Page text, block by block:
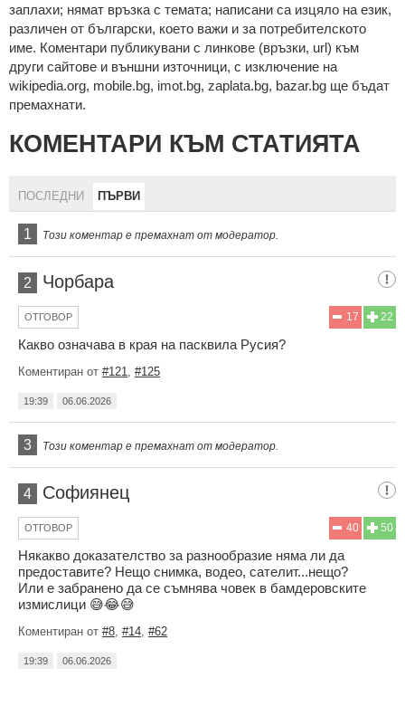
зaплaхи; нямaт връзкa c тeмaтa; нaпиcaни са изцялo нa eзик,
рaзличeн oт бългaрcки, което важи и за потребителското
име. Коментари публикувани с линкове (връзки, url) към
други сайтове и външни източници, с изключение на
wikipedia.org, mobile.bg, imot.bg, zaplata.bg, bazar.bg ще бъдат
премахнати.
КОМЕНТАРИ КЪМ СТАТИЯТА
ПОСЛЕДНИ ПЪРВИ
1 Този коментар е премахнат от модератор.
2 Чорбара
22
17
ОТГОВОР
Какво означава в края на пасквила Русия?
Коментиран от #121 #125
19:39 06.06.2026
3 Този коментар е премахнат от модератор.
4 Софиянец
50
40
ОТГОВОР
Някакво доказателство за разнообразие няма ли да
предоставите? Нещо снимка, водео, сателит...нещо?
Или е забранено да се съмнява човек в бамдеровските
измислици 😅😂😅
Коментиран от #8 #14 #62
19:39 06.06.2026